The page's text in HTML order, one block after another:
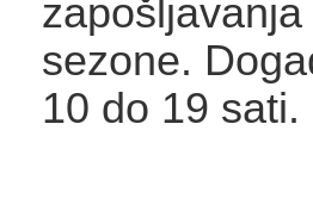
sezone.
10 do 19 sati.